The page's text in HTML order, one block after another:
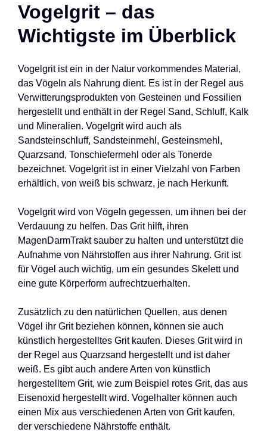
Vogelgrit – das
Wichtigste im Überblick
Vogelgrit ist ein in der Natur vorkommendes Material,
das Vögeln als Nahrung dient. Es ist in der Regel aus
Verwitterungsprodukten von Gesteinen und Fossilien
hergestellt und enthält in der Regel Sand, Schluff, Kalk
und Mineralien. Vogelgrit wird auch als
Sandsteinschluff, Sandsteinmehl, Gesteinsmehl,
Quarzsand, Tonschiefermehl oder als Tonerde
bezeichnet. Vogelgrit ist in einer Vielzahl von Farben
erhältlich, von weiß bis schwarz, je nach Herkunft.
Vogelgrit wird von Vögeln gegessen, um ihnen bei der
Verdauung zu helfen. Das Grit hilft, ihren
MagenDarmTrakt sauber zu halten und unterstützt die
Aufnahme von Nährstoffen aus ihrer Nahrung. Grit ist
für Vögel auch wichtig, um ein gesundes Skelett und
eine gute Körperform aufrechtzuerhalten.
Zusätzlich zu den natürlichen Quellen, aus denen
Vögel ihr Grit beziehen können, können sie auch
künstlich hergestelltes Grit kaufen. Dieses Grit wird in
der Regel aus Quarzsand hergestellt und ist daher
weiß. Es gibt auch andere Arten von künstlich
hergestelltem Grit, wie zum Beispiel rotes Grit, das aus
Eisenoxid hergestellt wird. Vogelhalter können auch
einen Mix aus verschiedenen Arten von Grit kaufen,
der verschiedene Nährstoffe enthält.